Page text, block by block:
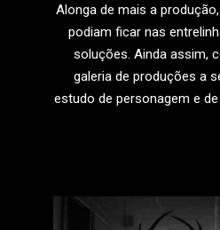
Alonga de mais a
podiam ficar nas
soluções. Ainda assim,
galeria de produções a
estudo de personagem e